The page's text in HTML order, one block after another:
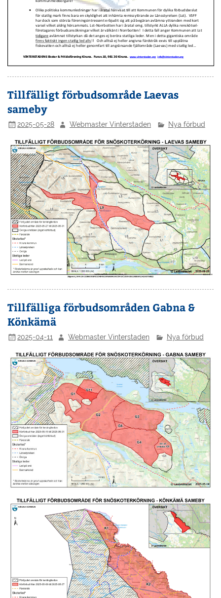
Tillfälligt förbudsområde Laevas
sameby
2025-05-28 Webmaster Vinterstaden Nya förbud
Tillfälliga förbudsområden Gabna &
Könkämä
2025-04-11 Webmaster Vinterstaden Nya förbud